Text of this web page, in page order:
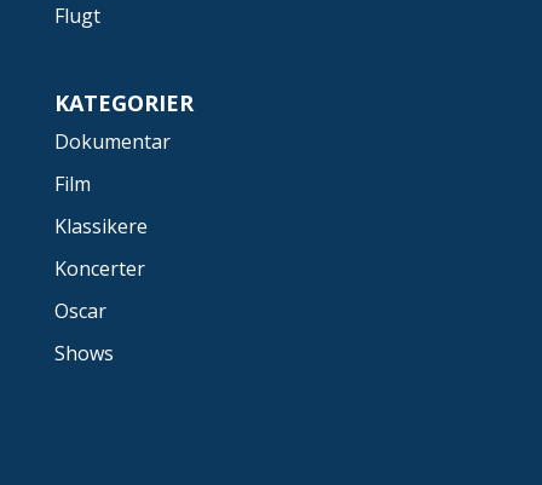
Flugt
KATEGORIER
Dokumentar
Film
Klassikere
Koncerter
Oscar
Shows